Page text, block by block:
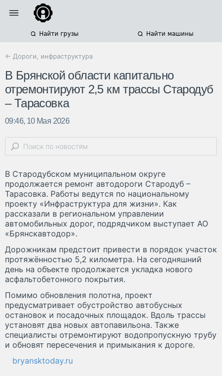
Найти грузы Найти машины
← Дороги, инфраструктура
В Брянской области капитально
отремонтируют 2,5 км трассы Стародуб
– Тарасовка
09:46, 10 Мая 2026
В Стародубском муниципальном округе
продолжается ремонт автодороги Стародуб –
Тарасовка. Работы ведутся по национальному
проекту «Инфраструктура для жизни». Как
рассказали в региональном управлении
автомобильных дорог, подрядчиком выступает АО
«Брянскавтодор».
Дорожникам предстоит привести в порядок участок
протяжённостью 5,2 километра. На сегодняшний
день на объекте продолжается укладка нового
асфальтобетонного покрытия.
Помимо обновления полотна, проект
предусматривает обустройство автобусных
остановок и посадочных площадок. Вдоль трассы
установят два новых автопавильона. Также
специалисты отремонтируют водопропускную трубу
и обновят пересечения и примыкания к дороге.
bryansktoday.ru